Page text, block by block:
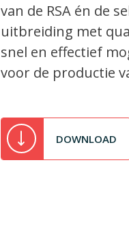
van de RSA én de
uitbreiding met
snel en effectief
voor de productie
DOWNLOAD